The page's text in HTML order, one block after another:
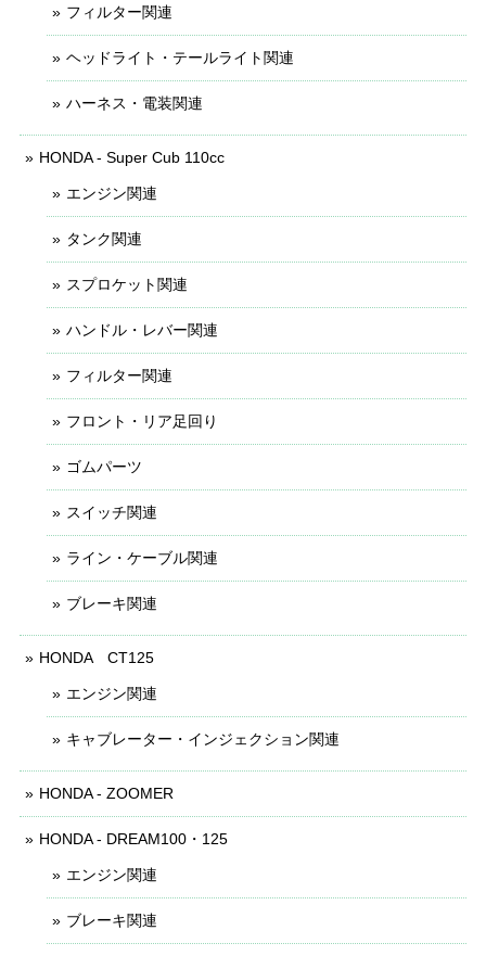
フィルター関連
ヘッドライト・テールライト関連
ハーネス・電装関連
HONDA - Super Cub 110cc
エンジン関連
タンク関連
スプロケット関連
ハンドル・レバー関連
フィルター関連
フロント・リア足回り
ゴムパーツ
スイッチ関連
ライン・ケーブル関連
ブレーキ関連
HONDA CT125
エンジン関連
キャブレーター・インジェクション関連
HONDA - ZOOMER
HONDA - DREAM100・125
エンジン関連
ブレーキ関連